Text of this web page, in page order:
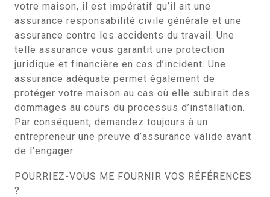
votre maison, il est impératif qu’il ait une
assurance responsabilité civile générale et une
assurance contre les accidents du travail. Une
telle assurance vous garantit une protection
juridique et financière en cas d’incident. Une
assurance adéquate permet également de
protéger votre maison au cas où elle subirait des
dommages au cours du processus d’installation.
Par conséquent, demandez toujours à un
entrepreneur une preuve d’assurance valide avant
de l’engager.
POURRIEZ-VOUS ME FOURNIR VOS RÉFÉRENCES
?